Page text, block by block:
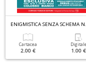
ENIGMISTICA SENZA SCHEMA
Cartacea
2.00 €
Digitale
1.00 €